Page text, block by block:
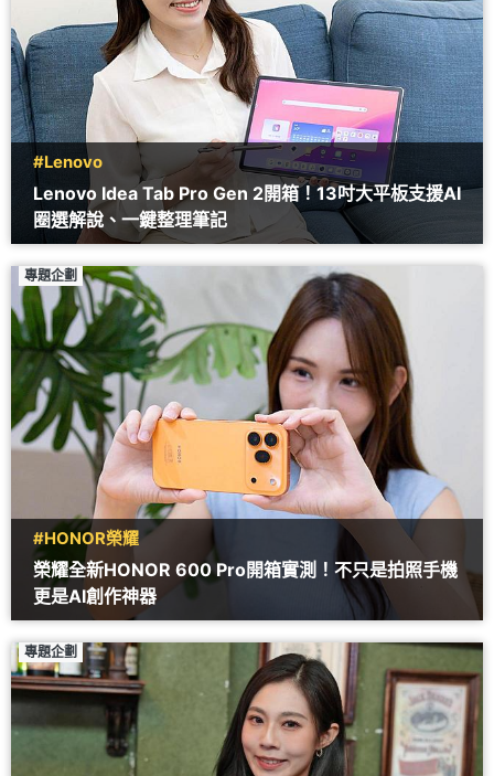
#Lenovo
Lenovo Idea Tab Pro Gen 2開箱！13吋大平板支援AI
圈選解說、一鍵整理筆記
專題企劃
#HONOR榮耀
榮耀全新HONOR 600 Pro開箱實測！不只是拍照手機
更是AI創作神器
專題企劃